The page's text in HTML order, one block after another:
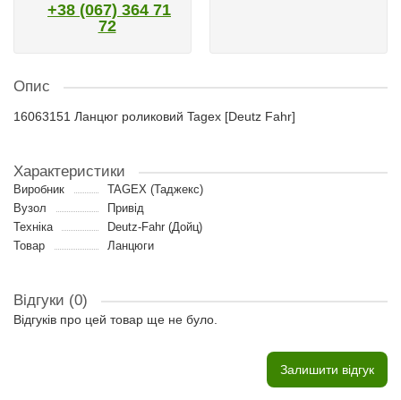
+38 (067) 364 71
72
Опис
16063151 Ланцюг роликовий Tagex [Deutz Fahr]
Характеристики
Виробник
TAGEX (Таджекс)
Вузол
Привід
Техніка
Deutz-Fahr (Дойц)
Товар
Ланцюги
Відгуки (0)
Відгуків про цей товар ще не було.
Залишити відгук